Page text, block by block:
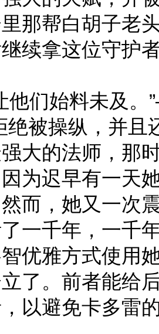
那帮白胡子老
续拿这位守护
他们始料未及
绝被操纵，并
大的法师，那
为迟早有一天
而，她又一次
一千年，一千
优雅方式使用
了。前者能给
以避免卡多雷